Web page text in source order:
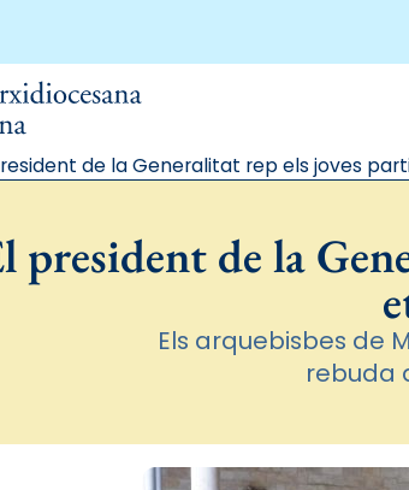
de la Generalitat rep els joves
president de la
Els arquebisbes de
rebuda